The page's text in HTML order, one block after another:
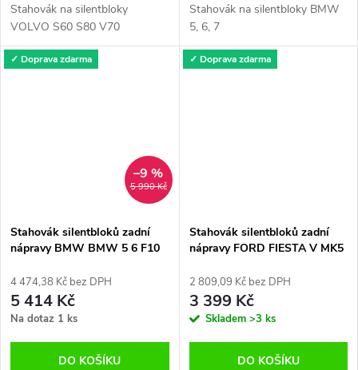
Stahovák na silentbloky
VOLVO S60 S80 V70
Stahovák na silentbloky BMW
5, 6, 7
✓ Doprava zdarma
5 990 Kč
–9 %
Stahovák silentbloků zadní
nápravy BMW BMW 5 6 F10
4 474,38 Kč bez DPH
5 414 Kč
Na dotaz 1 ks
DO KOŠÍKU
✓ Doprava zdarma
Stahovák silentbloků zadní
nápravy FORD FIESTA V MK5
2 809,09 Kč bez DPH
3 399 Kč
Skladem >3 ks
DO KOŠÍKU